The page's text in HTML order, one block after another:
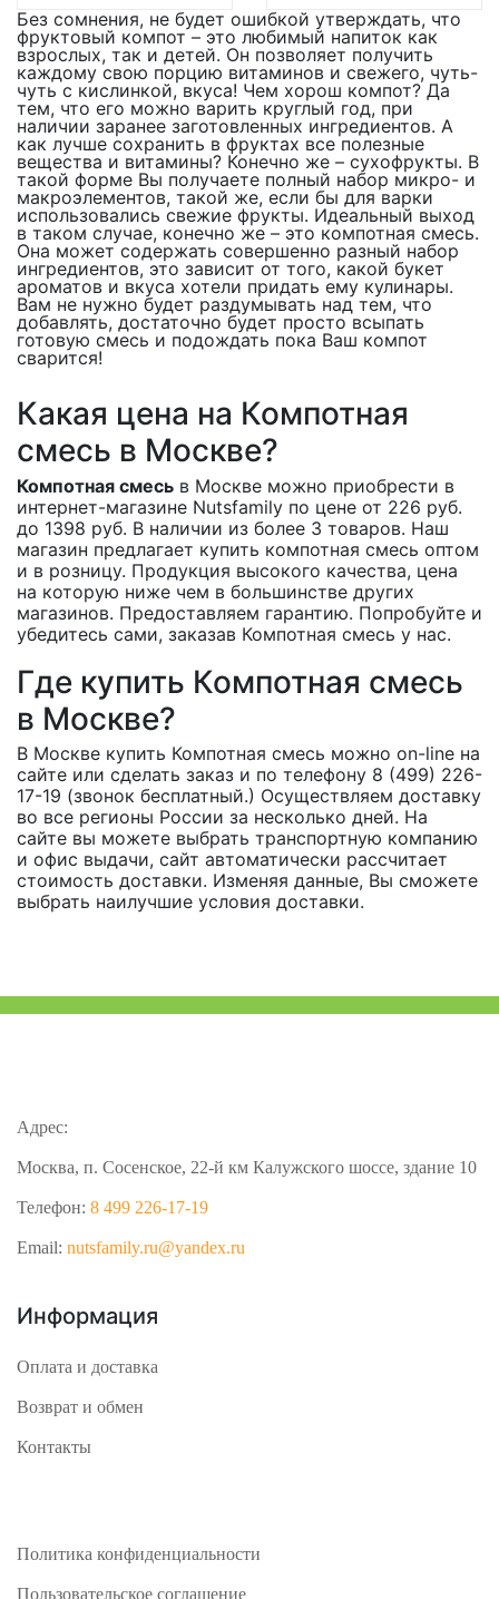
Без сомнения, не будет ошибкой утверждать, что
фруктовый компот – это любимый напиток как
взрослых, так и детей. Он позволяет получить
каждому свою порцию витаминов и свежего, чуть-
чуть с кислинкой, вкуса! Чем хорош компот? Да
тем, что его можно варить круглый год, при
наличии заранее заготовленных ингредиентов. А
как лучше сохранить в фруктах все полезные
вещества и витамины? Конечно же – сухофрукты. В
такой форме Вы получаете полный набор микро- и
макроэлементов, такой же, если бы для варки
использовались свежие фрукты. Идеальный выход
в таком случае, конечно же – это компотная смесь.
Она может содержать совершенно разный набор
ингредиентов, это зависит от того, какой букет
ароматов и вкуса хотели придать ему кулинары.
Вам не нужно будет раздумывать над тем, что
добавлять, достаточно будет просто всыпать
готовую смесь и подождать пока Ваш компот
сварится!
Какая цена на Компотная
смесь в Москве?
Компотная смесь в Москве можно приобрести в
интернет-магазине Nutsfamily по цене от 226 руб.
до 1398 руб. В наличии из более 3 товаров. Наш
магазин предлагает купить компотная смесь оптом
и в розницу. Продукция высокого качества, цена
на которую ниже чем в большинстве других
магазинов. Предоставляем гарантию. Попробуйте и
убедитесь сами, заказав Компотная смесь у нас.
Где купить Компотная смесь
в Москве?
В Москве купить Компотная смесь можно on-line на
сайте или сделать заказ и по телефону 8 (499) 226-
17-19 (звонок бесплатный.) Осуществляем доставку
во все регионы России за несколько дней. На
сайте вы можете выбрать транспортную компанию
и офис выдачи, сайт автоматически рассчитает
стоимость доставки. Изменяя данные, Вы сможете
выбрать наилучшие условия доставки.
Адрес:
Москва, п. Сосенское, 22-й км Калужского шоссе, здание 10
Телефон: 8 499 226-17-19
Email: nutsfamily.ru@yandex.ru
Информация
Оплата и доставка
Возврат и обмен
Контакты
Политика конфиденциальности
Пользовательское соглашение